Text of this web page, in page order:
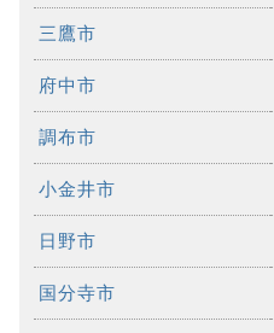
三鷹市
府中市
調布市
小金井市
日野市
国分寺市